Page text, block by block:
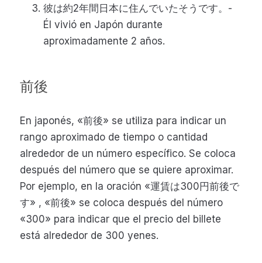
彼は約2年間日本に住んでいたそうです。-
Él vivió en Japón durante
aproximadamente 2 años.
前後
En japonés, «前後» se utiliza para indicar un
rango aproximado de tiempo o cantidad
alrededor de un número específico. Se coloca
después del número que se quiere aproximar.
Por ejemplo, en la oración «運賃は300円前後で
す» , «前後» se coloca después del número
«300» para indicar que el precio del billete
está alrededor de 300 yenes.